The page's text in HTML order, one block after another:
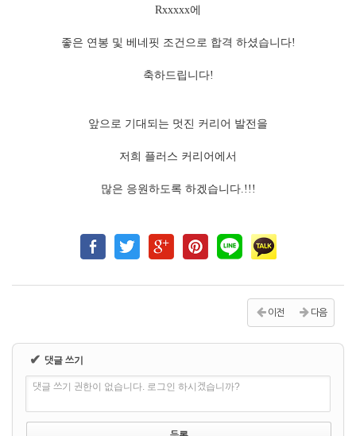
Rxxxxx에
좋은 연봉 및 베네핏 조건으로 합격 하셨습니다!
축하드립니다!
앞으로 기대되는 멋진 커리어 발전을
저희 플러스 커리어에서
많은 응원하도록 하겠습니다.!!!
이전 다음
✔ 댓글 쓰기
댓글 쓰기 권한이 없습니다. 로그인 하시겠습니까?